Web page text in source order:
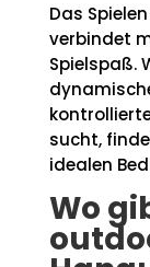
Das
verbindet
Spielspaß.
sucht,
idealen
Wo